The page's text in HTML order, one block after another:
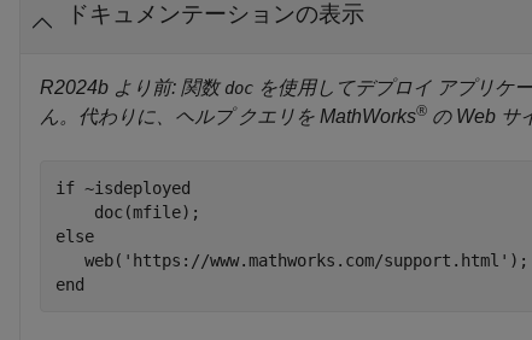
ドキュメンテーションの表示
R2024b より前: 関数 doc を使用してデプロイ アプリケ
ん。代わりに、ヘルプ クエリを MathWorks® の Web サ
if ~isdeployed
else
   web(
'https://www.mathworks.com/support.html'
end